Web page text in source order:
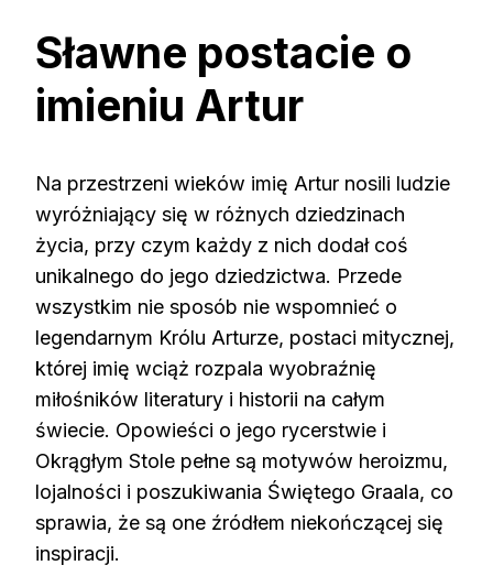
Sławne postacie o
imieniu Artur
Na przestrzeni wieków imię Artur nosili ludzie
wyróżniający się w różnych dziedzinach
życia, przy czym każdy z nich dodał coś
unikalnego do jego dziedzictwa. Przede
wszystkim nie sposób nie wspomnieć o
legendarnym Królu Arturze, postaci mitycznej,
której imię wciąż rozpala wyobraźnię
miłośników literatury i historii na całym
świecie. Opowieści o jego rycerstwie i
Okrągłym Stole pełne są motywów heroizmu,
lojalności i poszukiwania Świętego Graala, co
sprawia, że są one źródłem niekończącej się
inspiracji.